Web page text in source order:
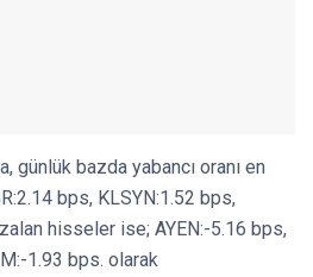
günlük bazda yabancı oranı en
bps, KLSYN:1.52 bps,
hisseler ise; AYEN:-5.16 bps,
1.93 bps. olarak